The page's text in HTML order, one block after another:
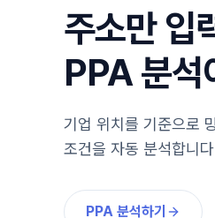
주소만 입
PPA 분석
기업 위치를 기준으로
조건을 자동 분석합니
PPA 분석하기